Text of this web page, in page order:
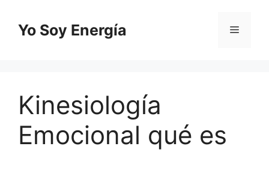
contenido
Yo Soy Energía Menú
Kinesiología
Emocional qué es